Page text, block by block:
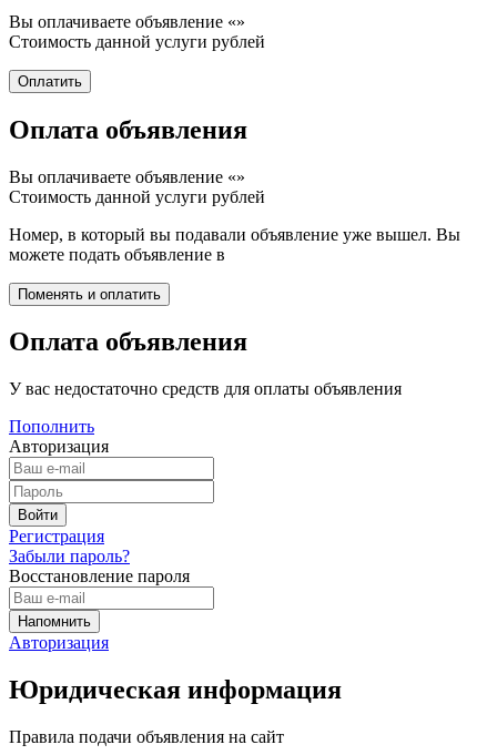
Вы оплачиваете объявление «»
Стоимость данной услуги рублей
Оплата объявления
Вы оплачиваете объявление «»
Стоимость данной услуги рублей
Номер, в который вы подавали объявление уже вышел. Вы
можете подать объявление в
Оплата объявления
У вас недостаточно средств для оплаты объявления
Пополнить
Авторизация
Регистрация
Забыли пароль?
Восстановление пароля
Авторизация
Юридическая информация
Правила подачи объявления на сайт